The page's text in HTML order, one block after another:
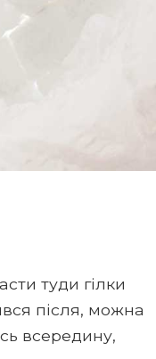
туди гілки
після, можна
всередину,